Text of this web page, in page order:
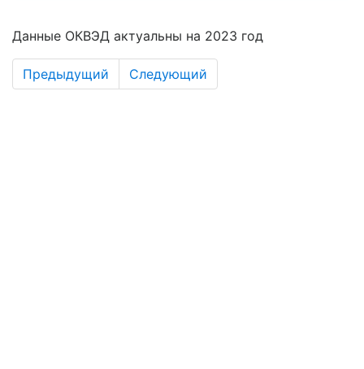
Данные ОКВЭД актуальны на 2023 год
Предыдущий Следующий